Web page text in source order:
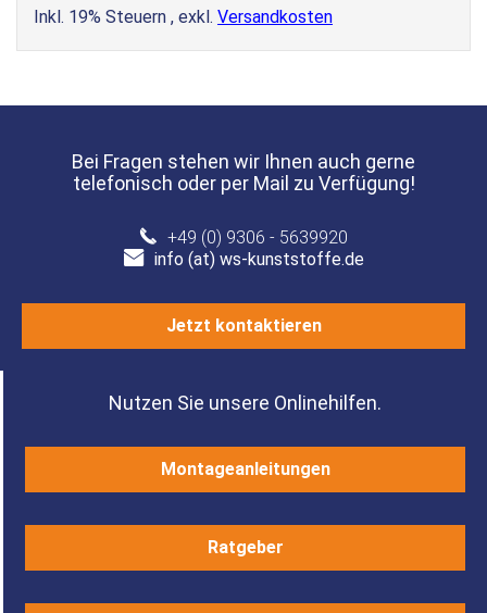
Inkl. 19% Steuern , exkl. Versandkosten
Bei Fragen stehen wir Ihnen auch gerne
telefonisch oder per Mail zu Verfügung!
+49 (0) 9306 - 5639920
info (at) ws-kunststoffe.de
Jetzt kontaktieren
Nutzen Sie unsere Onlinehilfen.
Montageanleitungen
Ratgeber